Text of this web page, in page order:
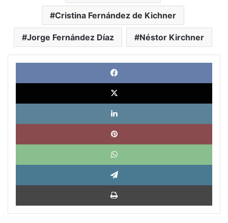
Cristina Fernández de Kichner
Jorge Fernández Díaz Néstor Kirchner
X